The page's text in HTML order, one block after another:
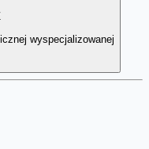
wyspecjalizowanej